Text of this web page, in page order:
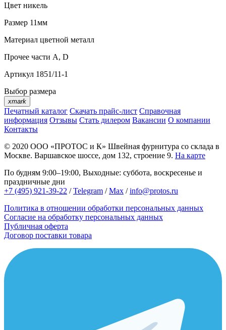
Цвет никель
Размер 11мм
Материал цветной металл
Прочее части А, D
Артикул 1851/11-1
Выбор размера
xmark
Печатный каталог Скачать прайс-лист Справочная
информация Отзывы Стать дилером Вакансии О компании
Контакты
© 2020 ООО «ПРОТОС и К» Швейная фурнитура со склада в
Москве. Варшавское шоссе, дом 132, строение 9. На карте
По будням 9:00–19:00, Выходные: суббота, воскресенье и
праздничные дни
+7 (495) 921-39-22 /Telegram /Max /info@protos.ru
Политика в отношении обработки персональных данных
Согласие на обработку персональных данных
Публичная оферта
Договор поставки товара